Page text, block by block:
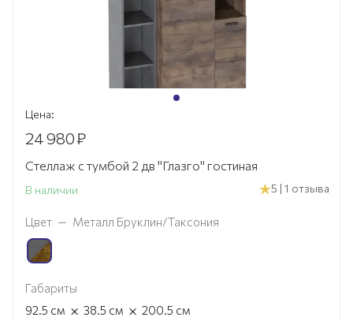
Цена:
24 980₽
Стеллаж с тумбой 2 дв "Глазго" гостиная
В наличии 5 | 1 отзыва
Цвет — Металл Бруклин/Таксония
Габариты
92.5 см × 38.5 см × 200.5 см